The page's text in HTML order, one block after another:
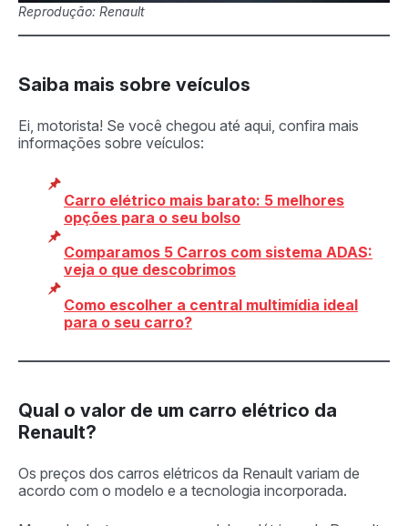
Reprodução: Renault
Saiba mais sobre veículos
Ei, motorista! Se você chegou até aqui, confira mais
informações sobre veículos:
Carro elétrico mais barato: 5 melhores
opções para o seu bolso
Comparamos 5 Carros com sistema ADAS:
veja o que descobrimos
Como escolher a central multimídia ideal
para o seu carro?
Qual o valor de um carro elétrico da
Renault?
Os preços dos carros elétricos da Renault variam de
acordo com o modelo e a tecnologia incorporada.